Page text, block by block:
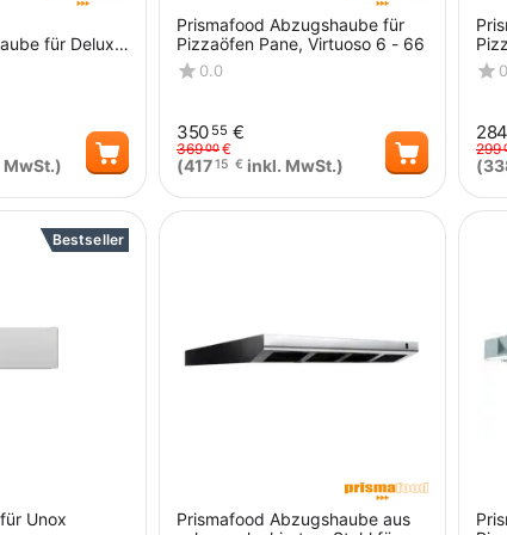
für Deluxe
/ Master 6B
MwSt.)
Prismafood Abzugshaube für
Pizzaöfen Pane, Virtuoso 6 - 66
0.0
350 55 €
36900€
(41715 € inkl. MwSt.)
284
299
(
Bestseller
Unox
Prismafood Abzugshaube aus